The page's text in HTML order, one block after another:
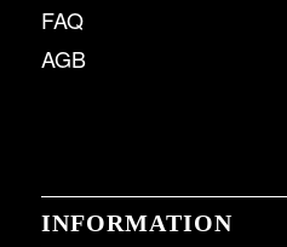
FAQ
AGB
INFORMATION